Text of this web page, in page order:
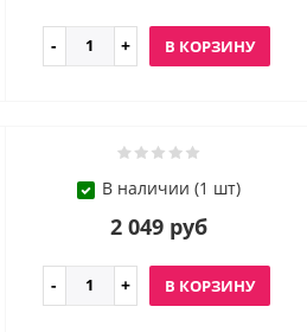
В КОРЗИНУ
В наличии (1 шт)
2 049 руб
В КОРЗИНУ